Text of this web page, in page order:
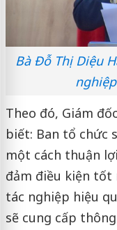
Bà Đỗ Thị Diệu
Theo đó, Giám
biết: Ban tổ chức
một cách thuận
đảm điều kiện tốt
tác nghiệp hiệu
sẽ cung cấp